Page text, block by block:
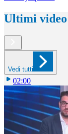
Ultimi video
Vedi tutti
02:00